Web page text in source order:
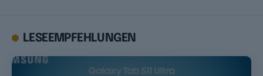
LESEEMPFEHLUNGEN